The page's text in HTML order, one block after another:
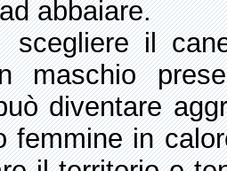
abbaiare.
il
maschio
diventare
femmine in